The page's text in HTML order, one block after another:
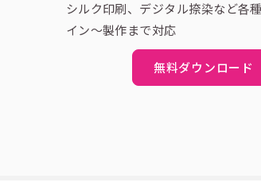
シルク印刷、デジタル捺染など各
イン～製作まで対応
無料ダウンロード